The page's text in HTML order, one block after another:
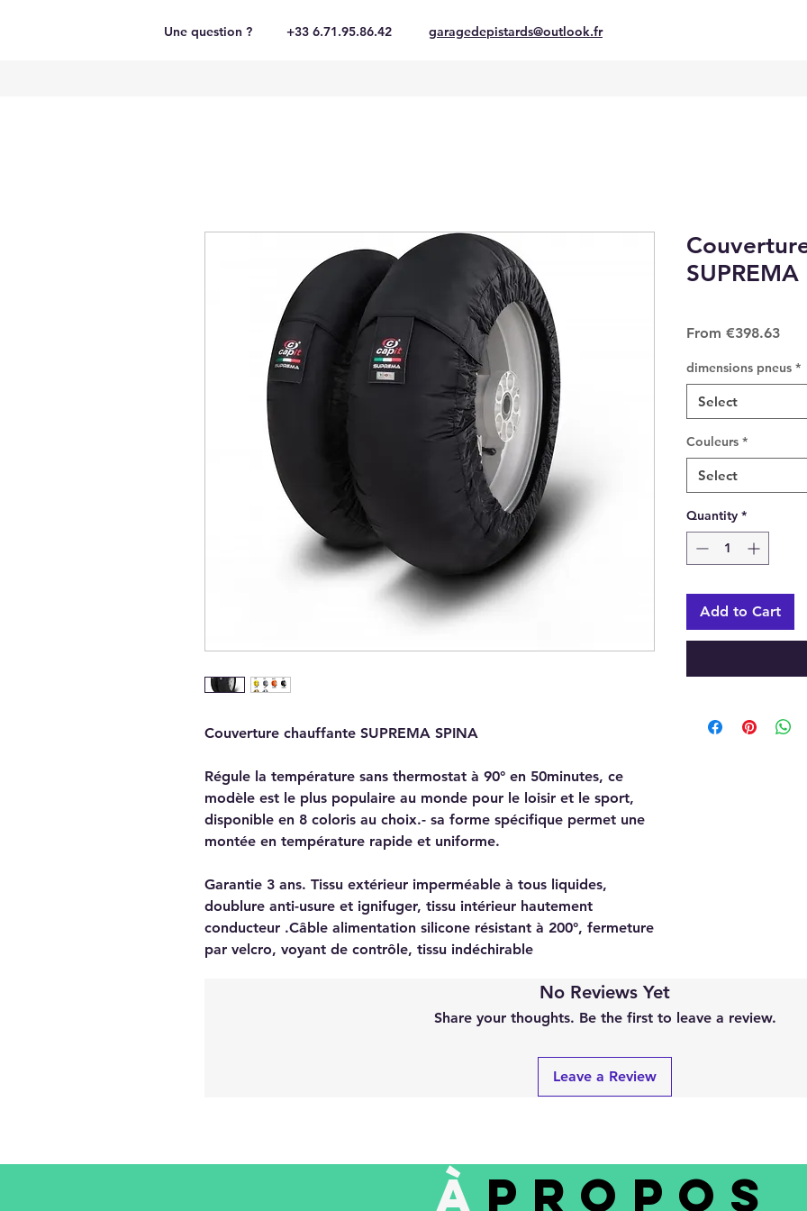
Une question ? +33 6.71.95.86.42 garagedepistards@outlook.fr
Couverture chauffante SUPREMA SPINA
Régule la température sans thermostat à 90° en 50minutes, ce
modèle est le plus populaire au monde pour le loisir et le sport,
disponible en 8 coloris au choix.- sa forme spécifique permet une
montée en température rapide et uniforme.
Garantie 3 ans. Tissu extérieur imperméable à tous liquides,
doublure anti-usure et ignifuger, tissu intérieur hautement
conducteur .Câble alimentation silicone résistant à 200°, fermeture
par velcro, voyant de contrôle, tissu indéchirable
From €398.63Sale
dimensions pneus *
Select
Couleurs *
Select
Quantity *
Add to Cart
No Reviews Yet
Share your thoughts. Be the first to leave a review.
Leave a Review
À PROPOS